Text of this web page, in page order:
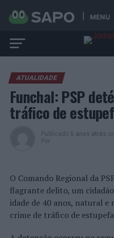
MENU
ATUALIDADE
Funchal: PSP
tráfico de
Publicado 5 anos atrás on
Por
O Comando Regional da
flagrante delito, um
idade de 40 anos, natural e
crime de tráfico de